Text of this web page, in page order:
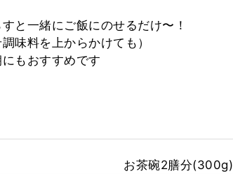
と一緒にご飯にのせるだけ〜！
味料を上からかけても）
もおすすめです
お茶碗2膳分(300g)